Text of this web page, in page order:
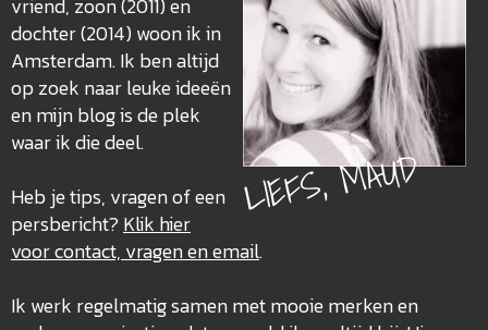
LIEFS, MAUD
dochter (2014) woon ik in
Amsterdam. Ik ben altijd
op zoek naar leuke ideeën
en mijn blog is de plek
waar ik die deel.
Heb je tips, vragen of een
persbericht? Klik hier
voor contact, vragen en email.
Ik werk regelmatig samen met mooie merken en